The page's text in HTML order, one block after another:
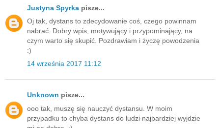
Justyna Spyrka pisze...
Oj tak, dystans to zdecydowanie coś, czego powinnam
nabrać. Dobry wpis, motywujący i przypominający, na
czym warto się skupić. Pozdrawiam i życzę powodzenia
:)
14 września 2017 11:12
Unknown pisze...
ooo tak, muszę się nauczyć dystansu. W moim
przypadku to chyba dystans do ludzi najbardziej wyjdzie